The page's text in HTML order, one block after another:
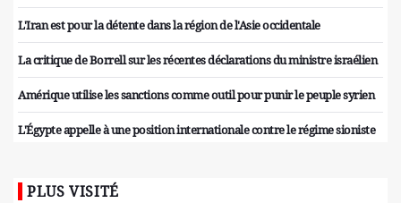
L'Iran est pour la détente dans la région de l'Asie occidentale
La critique de Borrell sur les récentes déclarations du ministre israélien
Amérique utilise les sanctions comme outil pour punir le peuple syrien
L'Égypte appelle à une position internationale contre le régime sioniste
PLUS VISITÉ